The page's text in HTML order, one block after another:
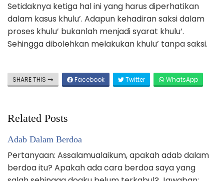
Setidaknya ketiga hal ini yang harus diperhatikan
dalam kasus khulu’. Adapun kehadiran saksi dalam
proses khulu’ bukanlah menjadi syarat khulu’.
Sehingga dibolehkan melakukan khulu’ tanpa saksi.
SHARE THIS Facebook Twitter WhatsApp
Related Posts
Adab Dalam Berdoa
Pertanyaan: Assalamualaikum, apakah adab dalam
berdoa itu? Apakah ada cara berdoa saya yang